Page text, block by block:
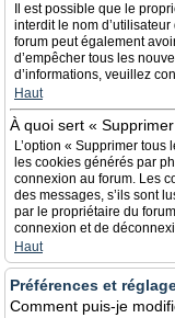
Il est possible que le
interdit le nom
forum peut également
d’empêcher tous les
d’informations, veuillez
Haut
À quoi sert «
L’option « Supprimer tous
les cookies générés par
connexion au forum. Les
des messages, s’ils sont
par le propriétaire du
connexion et de
Haut
Préférences et
Comment puis-je